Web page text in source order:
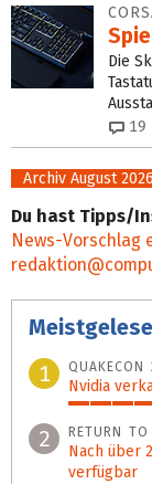
Die
19
Archiv August 2026
Du hast Tipps/
News-Vorschlag
1
QUAKECON
Nvidia
2 RETURN
Nach über
verfügbar